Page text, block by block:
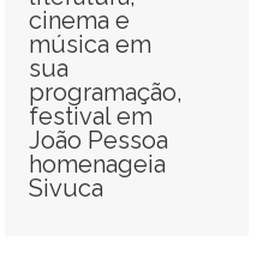
cinema e
música em
sua
programação,
festival em
João Pessoa
homenageia
Sivuca